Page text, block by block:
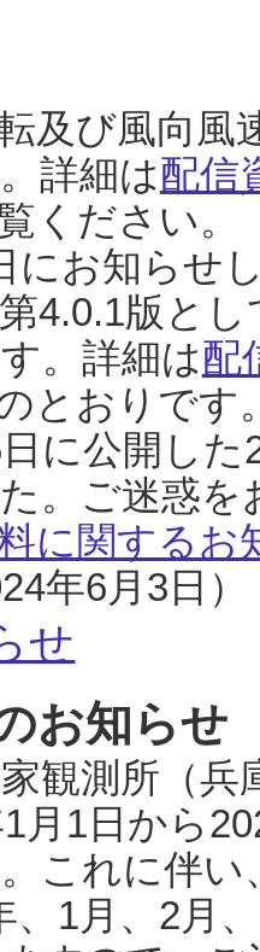
及び風向風
詳細は配信
ください。
にお知らせ
4.0.1版と
。詳細は配
とおりです
に公開し
。ご迷惑
に関するお
年6月3日）
せ
お知らせ
観測所（
月1日から
これに伴い
、1月、2月